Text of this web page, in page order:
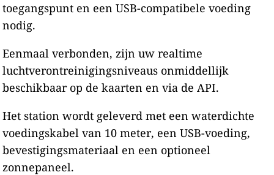
toegangspunt en een USB-compatibele voeding
nodig.
Eenmaal verbonden, zijn uw realtime
luchtverontreinigingsniveaus onmiddellijk
beschikbaar op de kaarten en via de API.
Het station wordt geleverd met een waterdichte
voedingskabel van 10 meter, een USB-voeding,
bevestigingsmateriaal en een optioneel
zonnepaneel.